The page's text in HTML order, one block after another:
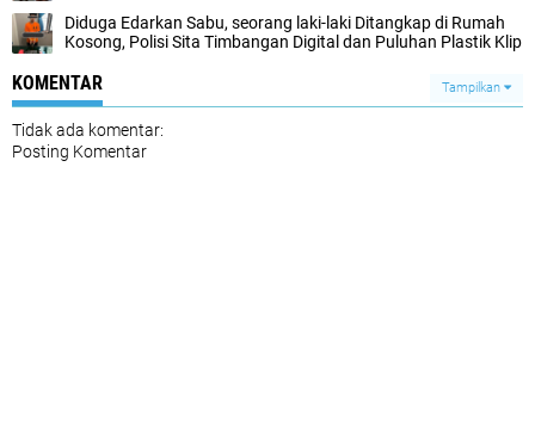
Diduga Edarkan Sabu, seorang laki-laki Ditangkap di Rumah
Kosong, Polisi Sita Timbangan Digital dan Puluhan Plastik Klip
KOMENTAR Tampilkan
Tidak ada komentar:
Posting Komentar